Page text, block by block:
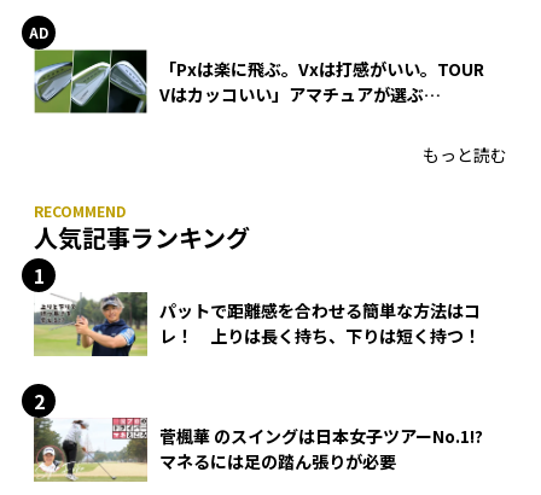
「Pxは楽に飛ぶ。Vxは打感がいい。TOUR
Vはカッコいい」アマチュアが選ぶ
もっと読む
人気記事ランキング
パットで距離感を合わせる簡単な方法はコ
レ！ 上りは長く持ち、下りは短く持つ！
菅楓華 のスイングは日本女子ツアーNo.1!?
マネるには足の踏ん張りが必要